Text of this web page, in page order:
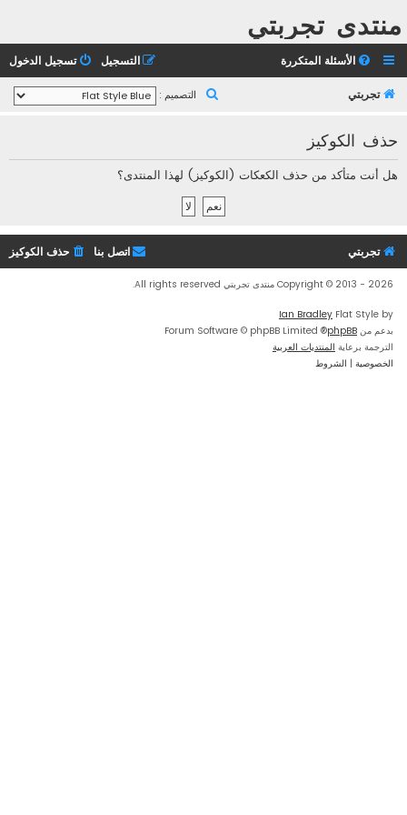
منتدى تجربتي
الأسئلة المتكررة تسجيل الدخول التسجيل
تجربتي التصميم :
حذف الكوكيز
هل أنت متأكد من حذف الكعكات (الكوكيز) لهذا المنتدى؟
تجربتي حذف الكوكيز اتصل بنا
Copyright © 2013 - 2026 منتدى تجربتي All rights reserved.
Flat Style by
Ian Bradley
بدعم من phpBB
® Forum Software © phpBB Limited
الترجمة برعاية المنتديات العربية
الخصوصية | الشروط